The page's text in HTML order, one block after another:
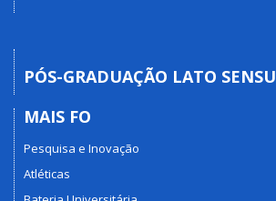
PÓS-GRADUAÇÃO LATO SENSU
MAIS FO
Pesquisa e Inovação
Atléticas